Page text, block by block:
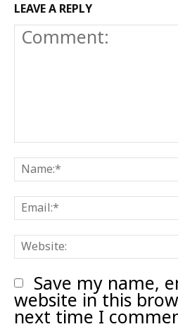
LEAVE A REPLY
Comment:
Save my name,
website in this
next time I